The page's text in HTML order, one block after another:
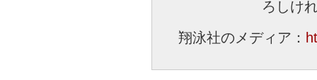
ろしけ
翔泳社のメディア：